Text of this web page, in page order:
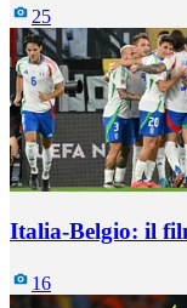
25
Italia-Belgio: il
16